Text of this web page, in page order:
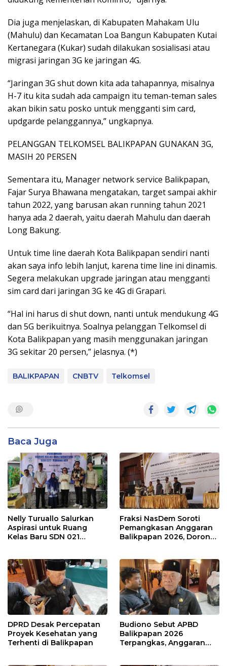
Dia juga menjelaskan, di Kabupaten Mahakam Ulu
(Mahulu) dan Kecamatan Loa Bangun Kabupaten Kutai
Kertanegara (Kukar) sudah dilakukan sosialisasi atau
migrasi jaringan 3G ke jaringan 4G.
“Jaringan 3G shut down kita ada tahapannya, misalnya
H-7 itu kita sudah ada campaign itu teman-teman sales
akan bikin satu posko untuk mengganti sim card,
updgarde pelanggannya,” ungkapnya.
PELANGGAN TELKOMSEL BALIKPAPAN GUNAKAN 3G,
MASIH 20 PERSEN
Sementara itu, Manager network service Balikpapan,
Fajar Surya Bhawana mengatakan, target sampai akhir
tahun 2022, yang barusan akan running tahun 2021
hanya ada 2 daerah, yaitu daerah Mahulu dan daerah
Long Bakung.
Untuk time line daerah Kota Balikpapan sendiri nanti
akan saya info lebih lanjut, karena time line ini dinamis.
Segera melakukan upgrade jaringan atau mengganti
sim card dari jaringan 3G ke 4G di Grapari.
“Hal ini harus di shut down, nanti untuk mendukung 4G
dan 5G berikuitnya. Soalnya pelanggan Telkomsel di
Kota Balikpapan yang masih menggunakan jaringan
3G sekitar 20 persen,” jelasnya. (*)
BALIKPAPAN CNBTV Telkomsel
Baca Juga
Nelly Turuallo Salurkan
Aspirasi untuk Ruang
Kelas Baru SDN 021
Fraksi NasDem Soroti
Pemangkasan Anggaran
Balikpapan 2026, Dorong
DPRD Desak Percepatan
Proyek Kesehatan yang
Terhenti di Balikpapan
Budiono Sebut APBD
Balikpapan 2026
Terpangkas, Anggaran